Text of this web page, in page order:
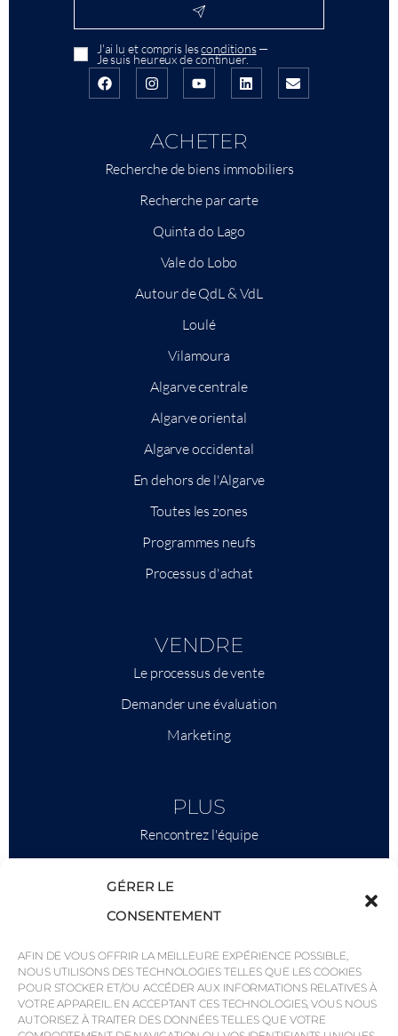
GÉRER LE
CONSENTEMENT
AFIN DE VOUS OFFRIR LA MEILLEURE EXPÉRIENCE POSSIBLE,
NOUS UTILISONS DES TECHNOLOGIES TELLES QUE LES COOKIES
POUR STOCKER ET/OU ACCÉDER AUX INFORMATIONS RELATIVES À
VOTRE APPAREIL. EN ACCEPTANT CES TECHNOLOGIES, VOUS NOUS
AUTORISEZ À TRAITER DES DONNÉES TELLES QUE VOTRE
J'ai lu et compris lesconditions—
Je suis heureux de continuer.
ACHETER
Recherche de biens immobiliers
Recherche par carte
Quinta do Lago
Vale do Lobo
Autour de QdL & VdL
Loulé
Vilamoura
Algarve centrale
Algarve oriental
Algarve occidental
En dehors de l'Algarve
Toutes les zones
Programmes neufs
Processus d'achat
VENDRE
Le processus de vente
Demander une évaluation
Marketing
PLUS
Rencontrez l'équipe
Pourquoi QP Savills ?
Actualités et événements
Cartes de la région